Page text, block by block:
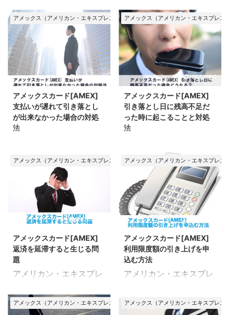
クスカードの審査では、
原則として必ず在籍確認
が行われる アメックスカ
ードの審査では、原則と
して必ず在籍確認が行わ
ます。 なので、在籍確認
なしで申込み〜発行する
ことはできません。 続い
て、 ...
る？ ここでのポイント
土日祝日は通常業務が中
断され、審査が行われて
いない可能性が高い 即日
審査・即日発行のできな
いクレカなので、土日祝
日はそれほど気にしなく
てよい アメックスカード
の窓口は、受付 ...
込みをしたけど、いつに
なっても審査の結果が届
かない！ 今の審査状況を
確認したいけど、どこに
問い合わせればいいの
か？ また、審査にはどれ
くらいの時間がかかるの
か？ 気になることを確認
していきましょう。 アメ
ックスカードの審査が遅
ーシップ・サービス・セ
ンターに電話する 現在の
審査状況を確認したい時
は、メンバーシップ・サ
ービス・センターに電話
をします。 連絡先が下記
の通り。 【アメリカン・
エキスプレス・カード】
012 ...
詳細をまとめたページで
す。 何時頃・どのタイミ
ングで引き落とし処理が
行われるのか？ 当日入金
でも間に合うのか？ ま
た、引き落としに間に合
わなかったらどうなるの
か？ 気になる疑問を解決
していきましょう。 アメ
ックスカード(AMEX) 引
この記事をざっくりまと
めると アメックスカード
(AMEX)の引き落とし時
間は、どの金融機関のど
の支店を引き落とし口座
に登録しているかによっ
て変わる 当日入金でも間
に合うかなど、詳しく知
...
アメックス（アメリカン・エキスプレス）カード
2022/3/13
アメックスカード[AMEX]
支払いが遅れて引き落とし
が出来なかった場合の対処
法
払い遅れについて、詳細
をまとめたページです。
残高不足などで引き落と
しが出来なかった時はど
うすればいいのか？ ま
じるのか？ 詳しく見てい
きましょう。 お金が足り
ないからこの返済は後回
しにしよう お金に苦しい
返済を遅らせてしまうと
アメックス（アメリカン・エキスプレス
2020/6/1
アメックスカード[AMEX]
引き落とし日に残高不足だ
った時に起こることと対処
法
ス（AMEX）カードの支
払日に残高不足を起こす
とどうなるのか？ 生じる
問題や対処法について、
詳細をまとめたページで
す。 うっかり入金するの
を忘れていた！ 引き落と
しが行われる際、1円で
も口座が不足している
と、正常に処理が行われ
ません。 その結果、さま
います。 お金が足りない
アメックス（アメリカン・エキスプレス）カード
2020/5/27
アメックスカード[AMEX]
返済を延滞すると生じる問
題
アメリカン・エキスプレ
滞について、詳細をまと
めたページです。 長期間
アメックス（アメリカン・エキスプレス
アメックスカード[AMEX]
利用限度額の引き上げを申
込む方法
アメリカン・エキスプレ
度額引き上げについて、
詳細をまとめたページで
アメックス（アメリカン・エキスプレス）カードアメックス（アメリカン・エキスプレス